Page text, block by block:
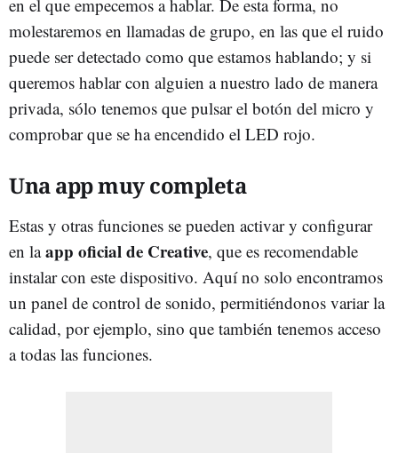
en el que empecemos a hablar. De esta forma, no
molestaremos en llamadas de grupo, en las que el ruido
puede ser detectado como que estamos hablando; y si
queremos hablar con alguien a nuestro lado de manera
privada, sólo tenemos que pulsar el botón del micro y
comprobar que se ha encendido el LED rojo.
Una app muy completa
Estas y otras funciones se pueden activar y configurar
en laapp oficial de Creative, que es recomendable
instalar con este dispositivo. Aquí no solo encontramos
un panel de control de sonido, permitiéndonos variar la
calidad, por ejemplo, sino que también tenemos acceso
a todas las funciones.